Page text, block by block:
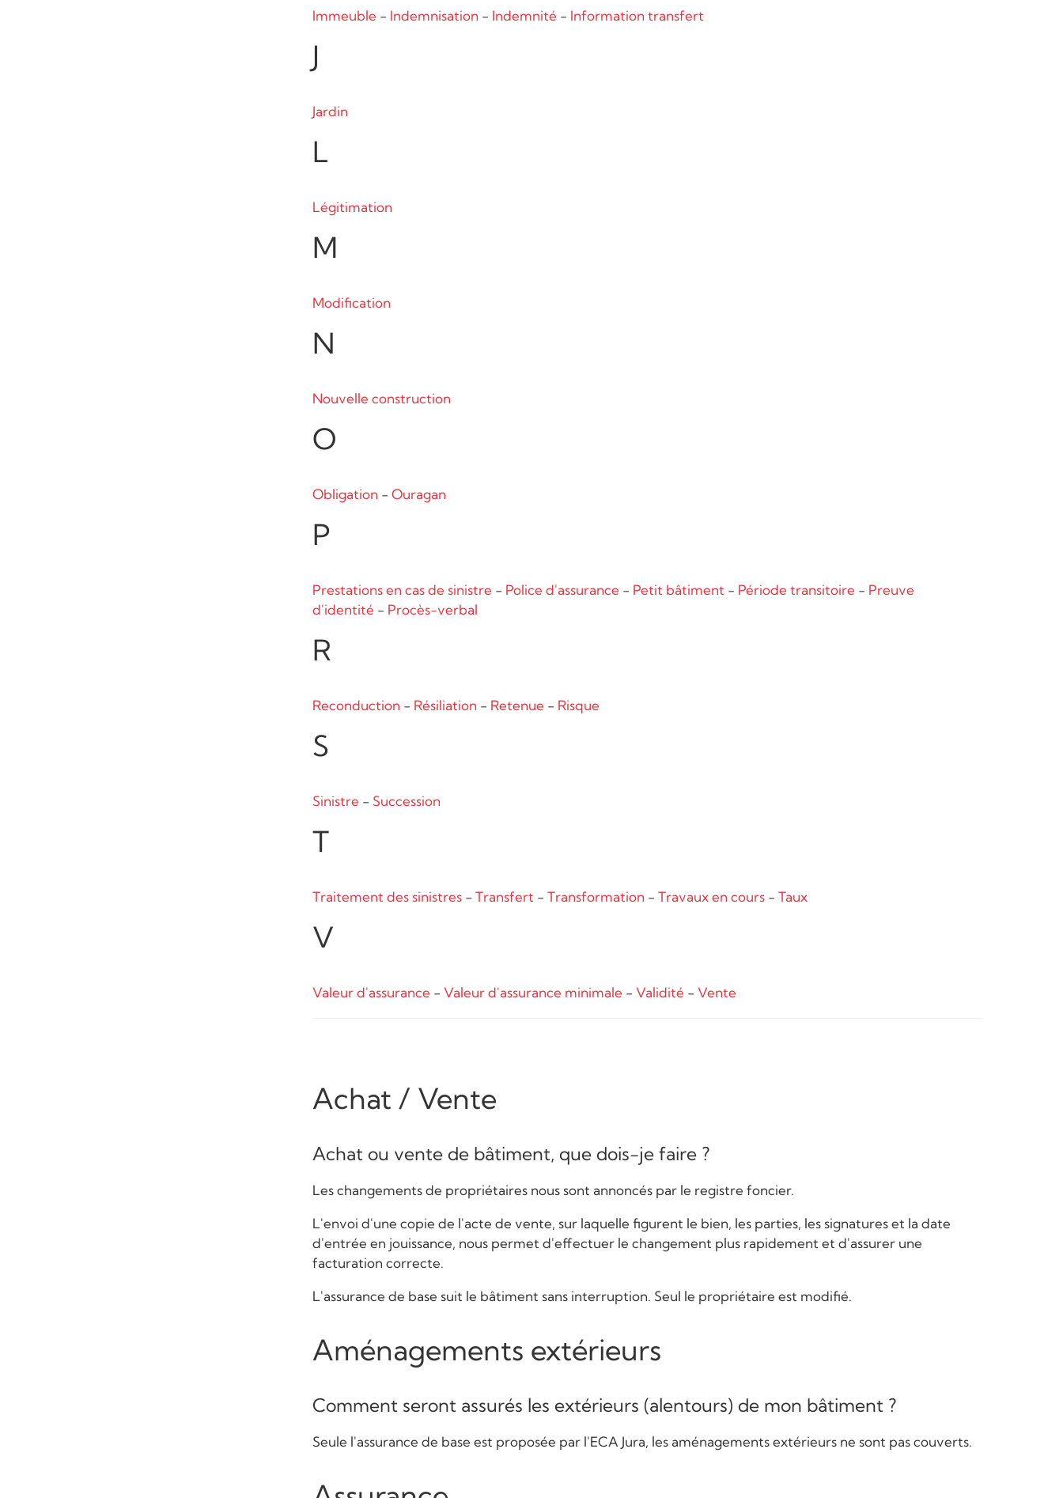
Immeuble - Indemnisation - Indemnité - Information transfert
J
Jardin
L
Légitimation
M
Modification
N
Nouvelle construction
O
Obligation - Ouragan
P
Prestations en cas de sinistre - Police d'assurance - Petit bâtiment - Période transitoire - Preuve
d'identité - Procès-verbal
R
Reconduction - Résiliation - Retenue - Risque
S
Sinistre - Succession
T
Traitement des sinistres- Transfert - Transformation - Travaux en cours- Taux
V
Valeur d'assurance - Valeur d'assurance minimale - Validité - Vente
Achat / Vente
Achat ou vente de bâtiment, que dois-je faire ?
Les changements de propriétaires nous sont annoncés par le registre foncier.
L'envoi d'une copie de l'acte de vente, sur laquelle figurent le bien, les parties, les signatures et la date
d'entrée en jouissance, nous permet d'effectuer le changement plus rapidement et d'assurer une
facturation correcte.
L'assurance de base suit le bâtiment sans interruption. Seul le propriétaire est modifié.
Aménagements extérieurs
Comment seront assurés les extérieurs (alentours) de mon bâtiment ?
Seule l'assurance de base est proposée par l'ECA Jura, les aménagements extérieurs ne sont pas couverts.